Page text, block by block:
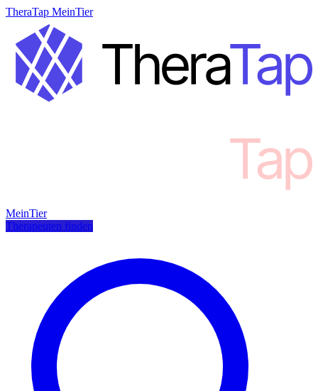
TheraTap MeinTier
MeinTier
Therapeuten finden